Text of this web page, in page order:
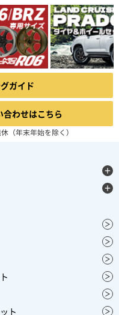
ガイド
合わせはこちら
（年末年始を除く）
ト